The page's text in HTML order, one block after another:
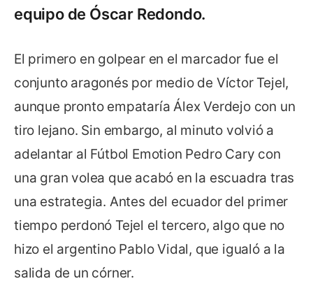
equipo de Óscar Redondo.
El primero en golpear en el marcador fue el
conjunto aragonés por medio de Víctor Tejel,
aunque pronto empataría Álex Verdejo con un
tiro lejano. Sin embargo, al minuto volvió a
adelantar al Fútbol Emotion Pedro Cary con
una gran volea que acabó en la escuadra tras
una estrategia. Antes del ecuador del primer
tiempo perdonó Tejel el tercero, algo que no
hizo el argentino Pablo Vidal, que igualó a la
salida de un córner.